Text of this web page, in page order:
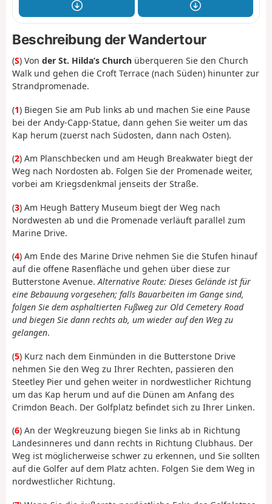
Beschreibung der Wandertour
(S) Von der St. Hilda’s Church überqueren Sie den Church
Walk und gehen die Croft Terrace (nach Süden) hinunter zur
Strandpromenade.
(1) Biegen Sie am Pub links ab und machen Sie eine Pause
bei der Andy-Capp-Statue, dann gehen Sie weiter um das
Kap herum (zuerst nach Südosten, dann nach Osten).
(2) Am Planschbecken und am Heugh Breakwater biegt der
Weg nach Nordosten ab. Folgen Sie der Promenade weiter,
vorbei am Kriegsdenkmal jenseits der Straße.
(3) Am Heugh Battery Museum biegt der Weg nach
Nordwesten ab und die Promenade verläuft parallel zum
Marine Drive.
(4) Am Ende des Marine Drive nehmen Sie die Stufen hinauf
auf die offene Rasenfläche und gehen über diese zur
Butterstone Avenue.Alternative Route: Dieses Gelände ist für
eine Bebauung vorgesehen; falls Bauarbeiten im Gange sind,
folgen Sie dem asphaltierten Fußweg zur Old Cemetery Road
und biegen Sie dann rechts ab, um wieder auf den Weg zu
gelangen.
(5) Kurz nach dem Einmünden in die Butterstone Drive
nehmen Sie den Weg zu Ihrer Rechten, passieren den
Steetley Pier und gehen weiter in nordwestlicher Richtung
um das Kap herum und auf die Dünen am Anfang des
Crimdon Beach. Der Golfplatz befindet sich zu Ihrer Linken.
(6) An der Wegkreuzung biegen Sie links ab in Richtung
Landesinneres und dann rechts in Richtung Clubhaus. Der
Weg ist möglicherweise schwer zu erkennen, und Sie sollten
auf die Golfer auf dem Platz achten. Folgen Sie dem Weg in
nordwestlicher Richtung.